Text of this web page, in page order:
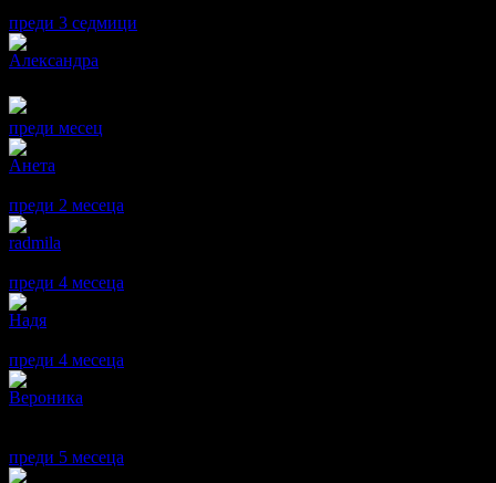
преди 3 седмици
Александра
преди месец
Анета
преди 2 месеца
radmila
преди 4 месеца
Надя
преди 4 месеца
Вероника
преди 5 месеца